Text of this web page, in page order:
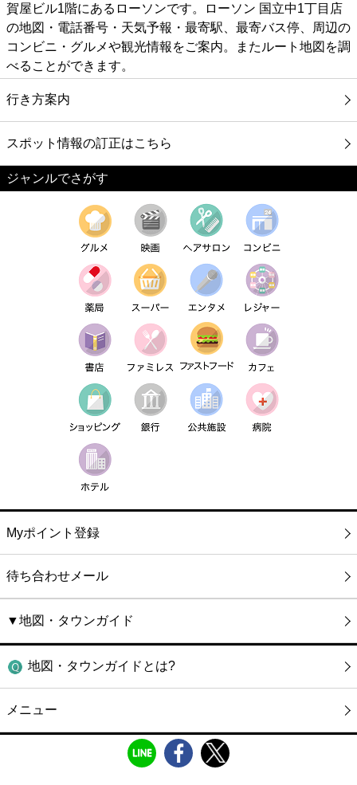
賀屋ビル1階にあるローソンです。ローソン 国立中1丁目店
の地図・電話番号・天気予報・最寄駅、最寄バス停、周辺の
コンビニ・グルメや観光情報をご案内。またルート地図を調
べることができます。
行き方案内
スポット情報の訂正はこちら
ジャンルでさがす
Myポイント登録
待ち合わせメール
▼地図・タウンガイド
地図・タウンガイドとは?
メニュー